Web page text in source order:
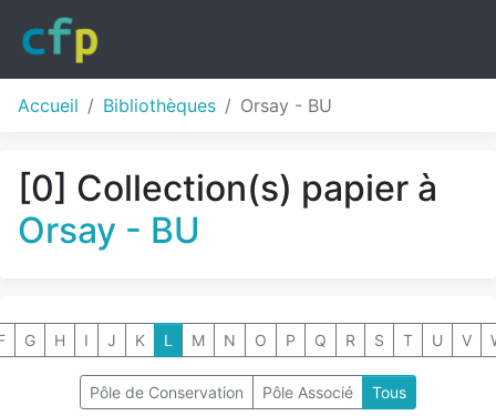
Accueil Bibliothèques Orsay - BU
[0] Collection(s) papier à
Orsay - BU
G H I J K L M N O P Q R S T U V
Pôle de Conservation Pôle Associé Tous